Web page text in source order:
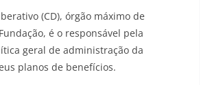
(CD), órgão máximo de
é o responsável pela
geral de administração da
planos de benefícios.